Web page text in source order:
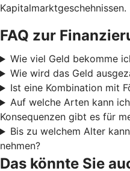
Kapitalmarktgeschehnissen.
FAQ zur
Wie viel Geld bekomme
Wie wird das Geld
Ist eine Kombination mit
Auf welche Arten kann
Konsequenzen gibt es für
Bis zu welchem Alter
nehmen?
Das könnte Sie